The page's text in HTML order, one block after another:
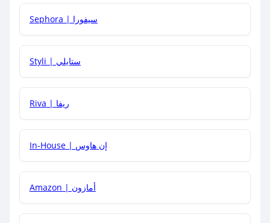
هل يمكنني جمع كود خصم مع العروض الأخرى؟
Sephora | سيفورا
Styli | ستايلي
Riva | ريفا
In-House | إن هاوس
Amazon | أمازون